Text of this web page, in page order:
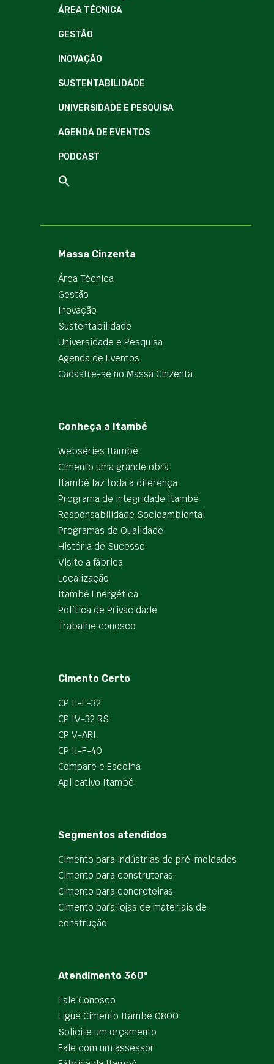
ÁREA TÉCNICA
GESTÃO
INOVAÇÃO
SUSTENTABILIDADE
UNIVERSIDADE E PESQUISA
AGENDA DE EVENTOS
PODCAST
Massa Cinzenta
Área Técnica
Gestão
Inovação
Sustentabilidade
Universidade e Pesquisa
Agenda de Eventos
Cadastre-se no Massa Cinzenta
Conheça a Itambé
Webséries Itambé
Cimento uma grande obra
Itambé faz toda a diferença
Programa de integridade Itambé
Responsabilidade Socioambiental
Programas de Qualidade
História de Sucesso
Visite a fábrica
Localização
Itambé Energética
Política de Privacidade
Trabalhe conosco
Cimento Certo
CP II-F-32
CP IV-32 RS
CP V-ARI
CP II-F-40
Compare e Escolha
Aplicativo Itambé
Segmentos atendidos
Cimento para indústrias de pré-moldados
Cimento para construtoras
Cimento para concreteiras
Cimento para lojas de materiais de
construção
Atendimento 360º
Fale Conosco
Ligue Cimento Itambé 0800
Solicite um orçamento
Fale com um assessor